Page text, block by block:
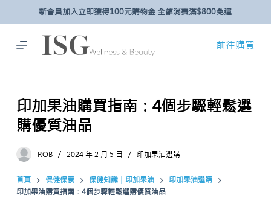
主
新會員加入立即獲得100元購物金 全館消費滿$800免運
前往購買
印加果油購買指南：4個步驟輕鬆選
購優質油品
ROB 2024 年 2 月 5 日 印加果油選購
首頁 保健保養 保健知識｜印加果油
印加果油選購
印加果油購買指南：4個步驟輕鬆選購優質油品